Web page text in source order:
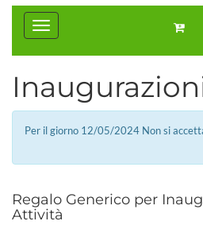
Per il giorno 12/05/2024 Non si
Regalo Generico per
Attività